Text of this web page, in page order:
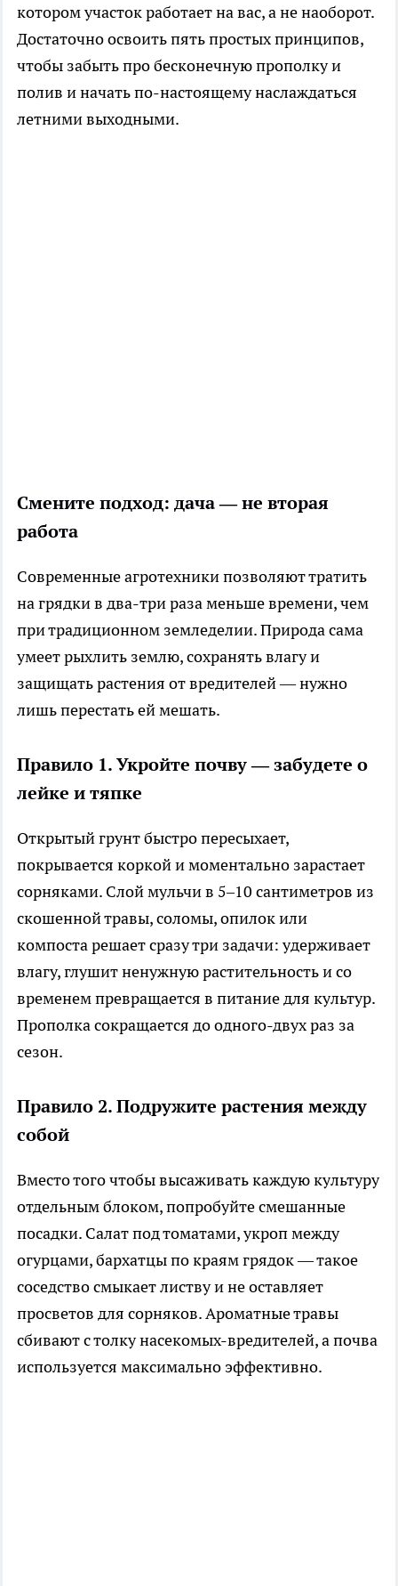
котором участок работает на вас, а не наоборот.
Достаточно освоить пять простых принципов,
чтобы забыть про бесконечную прополку и
полив и начать по-настоящему наслаждаться
летними выходными.
Смените подход: дача — не вторая
работа
Современные агротехники позволяют тратить
на грядки в два-три раза меньше времени, чем
при традиционном земледелии. Природа сама
умеет рыхлить землю, сохранять влагу и
защищать растения от вредителей — нужно
лишь перестать ей мешать.
Правило 1. Укройте почву — забудете о
лейке и тяпке
Открытый грунт быстро пересыхает,
покрывается коркой и моментально зарастает
сорняками. Слой мульчи в 5–10 сантиметров из
скошенной травы, соломы, опилок или
компоста решает сразу три задачи: удерживает
влагу, глушит ненужную растительность и со
временем превращается в питание для культур.
Прополка сокращается до одного-двух раз за
сезон.
Правило 2. Подружите растения между
собой
Вместо того чтобы высаживать каждую культуру
отдельным блоком, попробуйте смешанные
посадки. Салат под томатами, укроп между
огурцами, бархатцы по краям грядок — такое
соседство смыкает листву и не оставляет
просветов для сорняков. Ароматные травы
сбивают с толку насекомых-вредителей, а почва
используется максимально эффективно.